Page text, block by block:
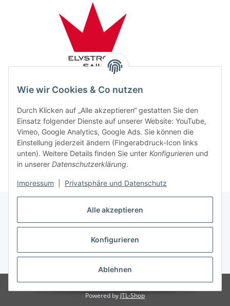
Alle akzeptieren
Konfigurieren
Ablehnen
Wie wir Cookies & Co nutzen
Durch Klicken auf „Alle akzeptieren“ gestatten Sie den
Einsatz folgender Dienste auf unserer Website: YouTube,
Vimeo, Google Analytics, Google Ads. Sie können die
Einstellung jederzeit ändern (Fingerabdruck-Icon links
unten). Weitere Details finden Sie unter Konfigurieren und
in unserer Datenschutzerklärung.
Impressum Privatsphäre und Datenschutz
Vertrag widerrufen
* Alle Preise inkl. gesetzlicher USt., zzgl.
Powered by JTL-Shop